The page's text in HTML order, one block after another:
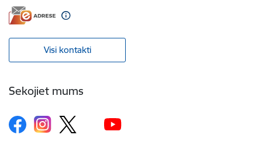
Visi kontakti
Sekojiet mums